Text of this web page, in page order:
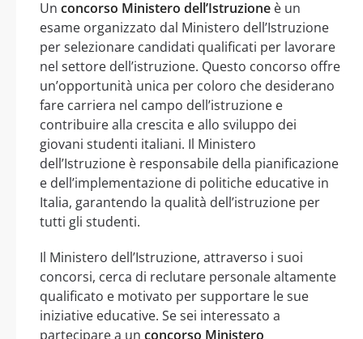
Un concorso Ministero dell’Istruzione è un
esame organizzato dal Ministero dell’Istruzione
per selezionare candidati qualificati per lavorare
nel settore dell’istruzione. Questo concorso offre
un’opportunità unica per coloro che desiderano
fare carriera nel campo dell’istruzione e
contribuire alla crescita e allo sviluppo dei
giovani studenti italiani. Il Ministero
dell’Istruzione è responsabile della pianificazione
e dell’implementazione di politiche educative in
Italia, garantendo la qualità dell’istruzione per
tutti gli studenti.
Il Ministero dell’Istruzione, attraverso i suoi
concorsi, cerca di reclutare personale altamente
qualificato e motivato per supportare le sue
iniziative educative. Se sei interessato a
partecipare a un concorso Ministero